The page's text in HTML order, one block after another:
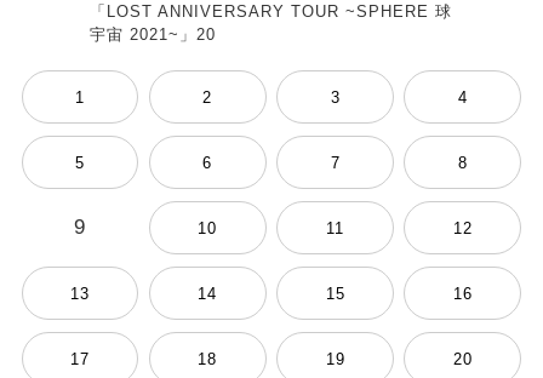
「LOST ANNIVERSARY TOUR ~SPHERE 球
宇宙 2021~」20
1 2 3 4
5 6 7 8
9 10 11 12
13 14 15 16
17 18 19 20